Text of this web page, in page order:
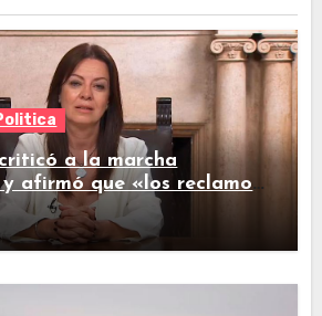
a la marcha
afirmó que «los reclamos